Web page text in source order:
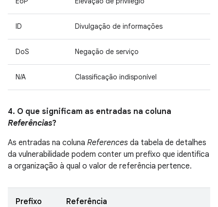
ID Divulgação de informações
DoS Negação de serviço
N/A Classificação indisponível
4. O que significam as entradas na coluna
Referências?
As entradas na coluna References da tabela de detalhes
da vulnerabilidade podem conter um prefixo que identifica
a organização à qual o valor de referência pertence.
Prefixo Referência